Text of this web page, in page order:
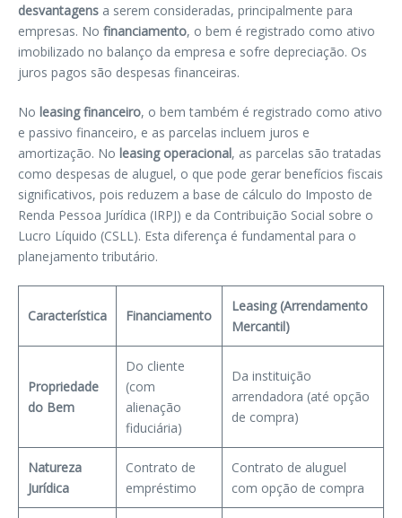
desvantagens a serem consideradas, principalmente para
empresas. No financiamento, o bem é registrado como ativo
imobilizado no balanço da empresa e sofre depreciação. Os
juros pagos são despesas financeiras.
No leasing financeiro, o bem também é registrado como ativo
e passivo financeiro, e as parcelas incluem juros e
amortização. No leasing operacional, as parcelas são tratadas
como despesas de aluguel, o que pode gerar benefícios fiscais
significativos, pois reduzem a base de cálculo do Imposto de
Renda Pessoa Jurídica (IRPJ) e da Contribuição Social sobre o
Lucro Líquido (CSLL). Esta diferença é fundamental para o
planejamento tributário.
Característica Financiamento
Leasing (Arrendamento
Mercantil)
Propriedade
do Bem
Do cliente
(com
alienação
fiduciária)
Da instituição
arrendadora (até opção
de compra)
Natureza
Jurídica
Contrato de
empréstimo
Contrato de aluguel
com opção de compra